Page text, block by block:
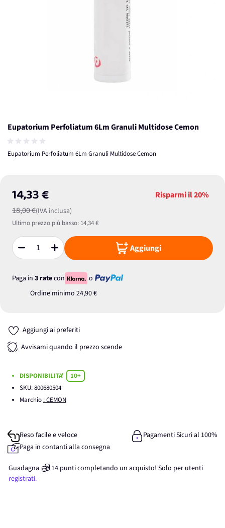
Eupatorium Perfoliatum 6Lm Granuli Multidose Cemon
Eupatorium Perfoliatum 6Lm Granuli Multidose Cemon
14,33 €
18,00 €(IVA inclusa)
Risparmi il20%
Ultimo prezzo più basso: 14,34 €
Quantità Aggiungi
Paga in 3 ratecon
o
Ordine minimo 24,90 €
Aggiungi ai preferiti
Avvisami quando il prezzo scende
DISPONIBILITA'
10+
SKU:800680504
Marchio : CEMON
Reso facile e veloce
Pagamenti Sicuri al 100%
Paga in contanti alla consegna
Guadagna 14 punticompletando un acquisto! Solo per utenti
registrati.